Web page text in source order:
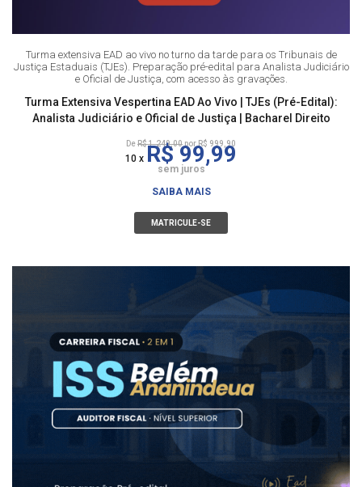
Turma extensiva EAD ao vivo no turno da tarde para os Tribunais de
Justiça Estaduais (TJEs). Preparação pré-edital para Analista Judiciário
e Oficial de Justiça, com acesso às gravações.
Turma Extensiva Vespertina EAD Ao Vivo | TJEs (Pré-Edital):
Analista Judiciário e Oficial de Justiça | Bacharel Direito
DeR$ 1.249,00 por R$ 999,90
10 x R$ 99,99
sem juros
SAIBA MAIS
MATRICULE-SE